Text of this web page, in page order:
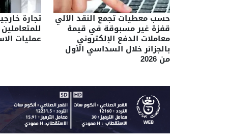
حسب معطيات تجمع النقد الآلي
قفزة غير مسبوقة في قيمة
معاملات الدفع الإلكتروني
بالجزائر خلال السداسي الأول
من 2026
تجارة
عمليات